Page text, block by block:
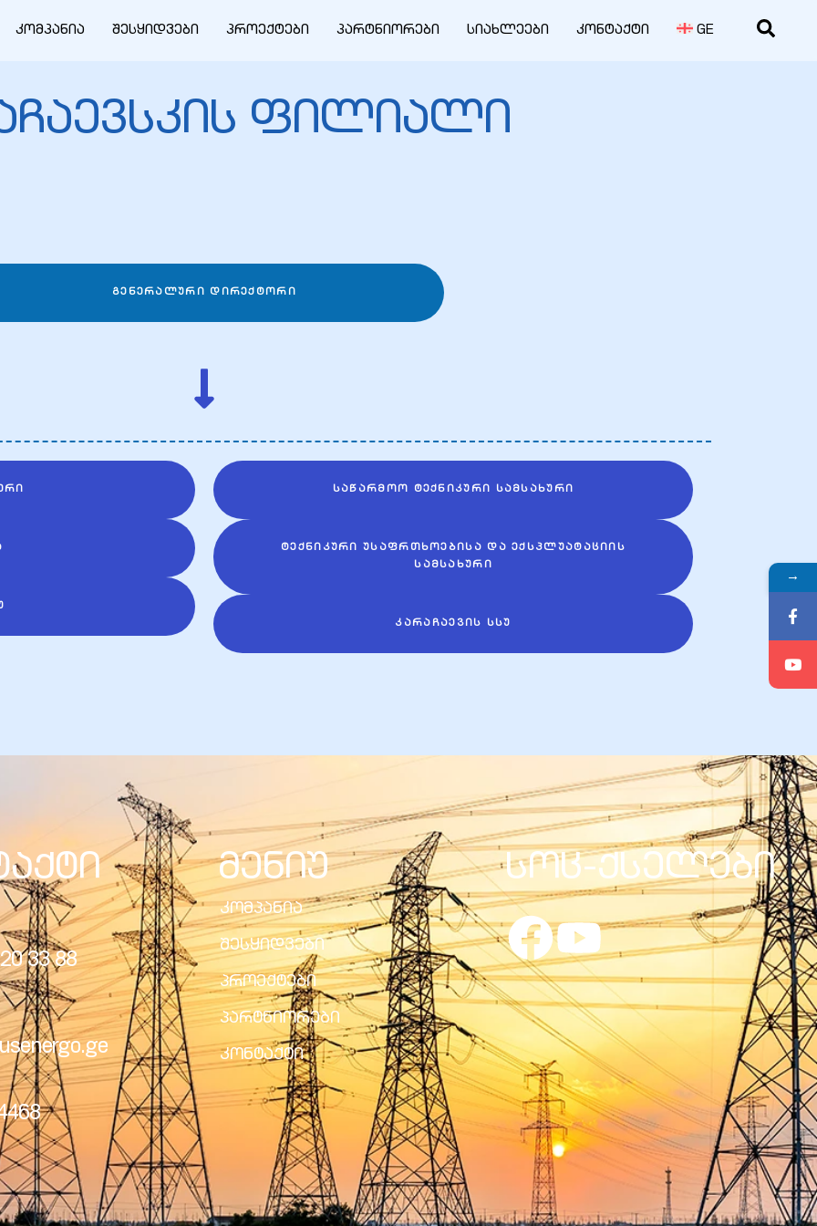
კომპანია შესყიდვები პროექტები პარტნიორები სიახლეები კონტაქტი GE
ფილიალი
ᲒᲔᲜᲔᲠᲐᲚᲣᲠᲘ ᲓᲘᲠᲔᲥᲢᲝᲠᲘ
ᲡᲐᲬᲐᲠᲛᲝᲝ ᲢᲔᲥᲜᲘᲙᲣᲠᲘ ᲡᲐᲛᲡᲐᲮᲣᲠᲘ
ᲢᲔᲥᲜᲘᲙᲣᲠᲘ ᲣᲡᲐᲤᲠᲗᲮᲝᲔᲑᲘᲡᲐ ᲓᲐ ᲔᲥᲡᲞᲚᲣᲐᲢᲐᲪᲘᲘᲡ
ᲡᲐᲛᲡᲐᲮᲣᲠᲘ
ᲙᲐᲠᲐᲩᲐᲔᲕᲘᲡ ᲡᲡᲣ
33 88
მენიუ
კომპანია
შესყიდვები
პროექტები
პარტნიორები
კონტაქტი
სოც-ქსელები
→